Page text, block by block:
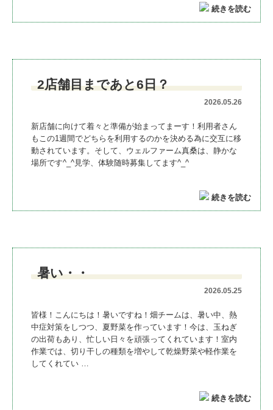
続きを読む
2店舗目まであと6日？
2026.05.26
新店舗に向けて着々と準備が始まってまーす！利用者さん
もこの1週間でどちらを利用するのかを決める為に交互に移
動されています。そして、ウェルファーム真桑は、静かな
場所です^_^見学、体験随時募集してます^_^
続きを読む
暑い・・
2026.05.25
皆様！こんにちは！暑いですね！畑チームは、暑い中、熱
中症対策をしつつ、夏野菜を作っています！今は、玉ねぎ
の出荷もあり、忙しい日々を頑張ってくれています！室内
作業では、切り干しの種類を増やして乾燥野菜や軽作業を
してくれてい …
続きを読む